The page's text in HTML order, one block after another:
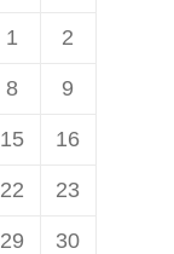
1 2
8 9
15 16
22 23
29 30